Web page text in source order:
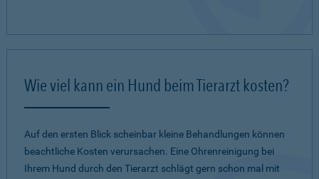
Wie viel kann ein Hund beim Tierarzt kosten?
Auf den ersten Blick scheinbar kleine Behandlungen können
beachtliche Kosten verursachen. Eine Ohrenreinigung bei
Ihrem Hund durch den Tierarzt schlägt gern schon mal mit